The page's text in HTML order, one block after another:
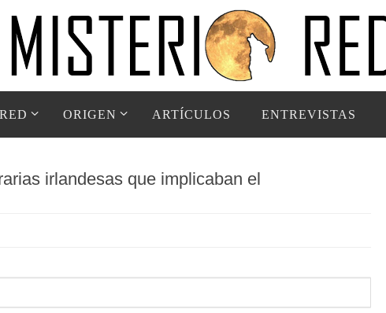
ORIGEN ARTÍCULOS ENTREVISTAS
irlandesas que implicaban el